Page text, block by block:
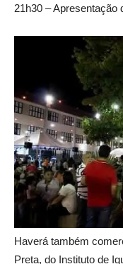
21h30 – Apresentação
Haverá também
Preta, do Instituto de